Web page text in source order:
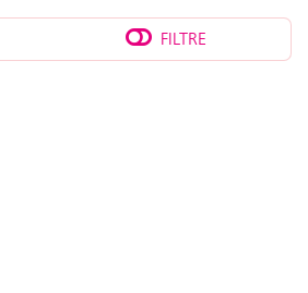
FILTRE